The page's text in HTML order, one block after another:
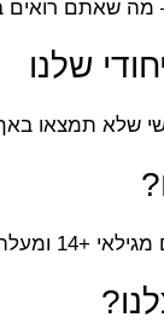
מה שאתם רואים
שלנו
שלא תמצאו
טווח המידות בעמוד מוצר.